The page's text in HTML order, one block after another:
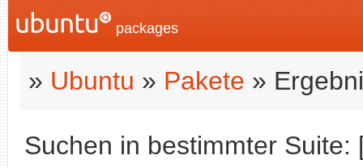
packages
» Ubuntu » Pakete »
Suchen in bestimmter Suite: